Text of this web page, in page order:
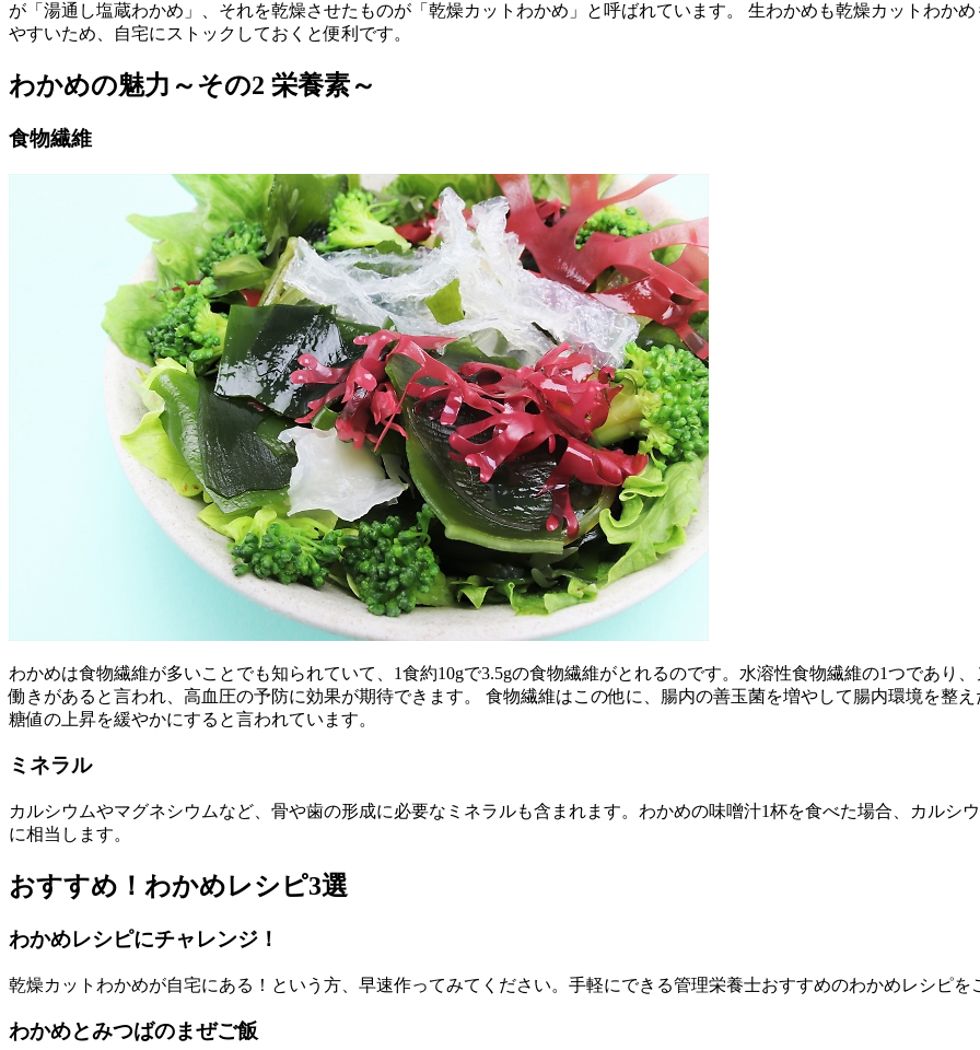
が「湯通し塩蔵わかめ」、それを乾燥させたものが「乾燥カットわかめ」と呼ばれています。 生わかめも乾燥カットわか
やすいため、自宅にストックしておくと便利です。
わかめの魅力～その2 栄養素～
食物繊維
わかめは食物繊維が多いことでも知られていて、1食約10gで3.5gの食物繊維がとれるのです。水溶性食物繊維の1つであり
働きがあると言われ、高血圧の予防に効果が期待できます。 食物繊維はこの他に、腸内の善玉菌を増やして腸内環境を整
糖値の上昇を緩やかにすると言われています。
ミネラル
カルシウムやマグネシウムなど、骨や歯の形成に必要なミネラルも含まれます。わかめの味噌汁1杯を食べた場合、カルシ
に相当します。
おすすめ！わかめレシピ3選
わかめレシピにチャレンジ！
乾燥カットわかめが自宅にある！という方、早速作ってみてください。手軽にできる管理栄養士おすすめのわかめレシピを
わかめとみつばのまぜご飯